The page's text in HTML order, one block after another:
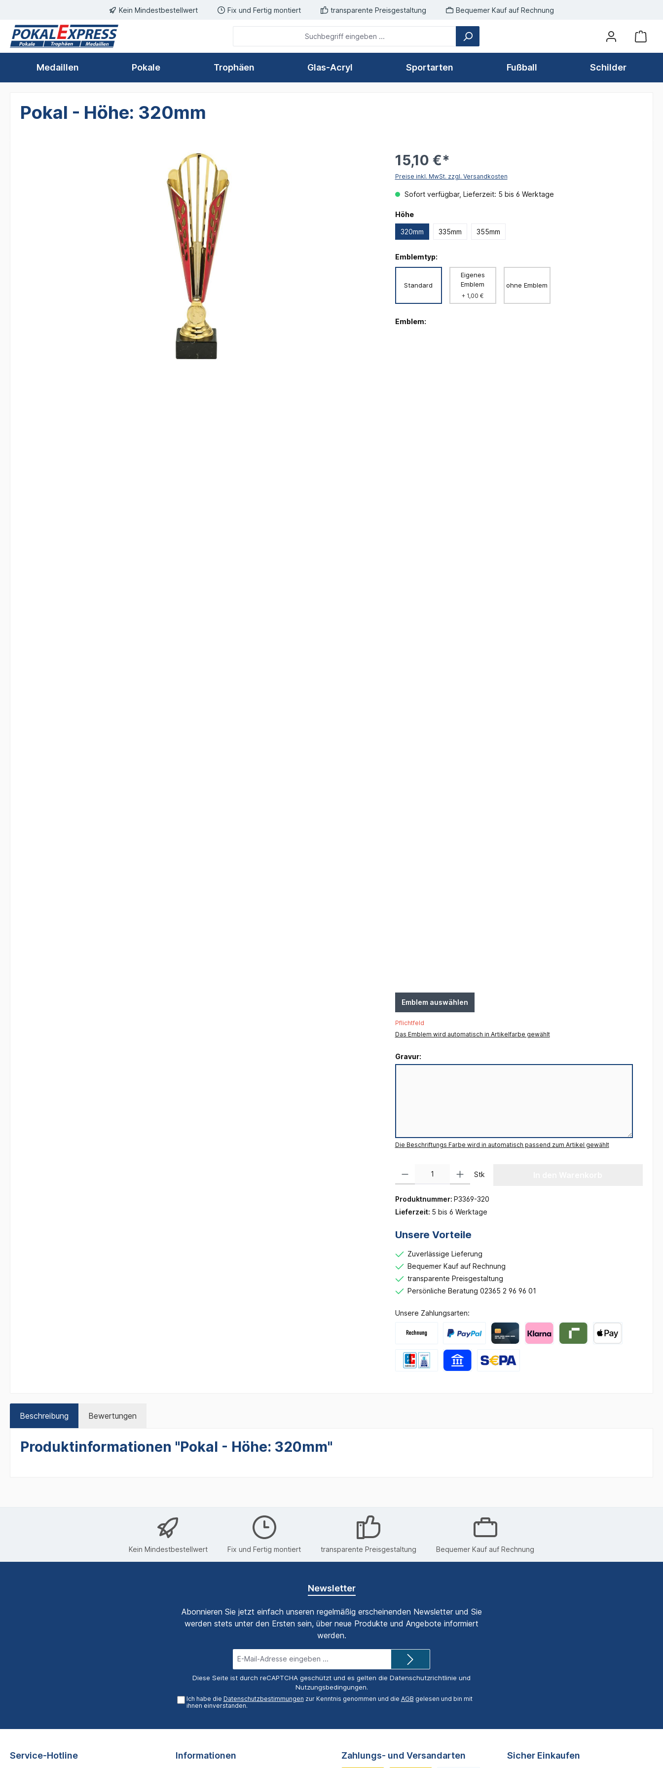
Zur Hauptnavigation springenKein Mindestbestellwert Fix und Fertig montiert transparente Preisgestaltung Bequemer Kauf auf Rechnung
Medaillen Pokale Trophäen Glas-Acryl Sportarten Fußball Schilder
Pokal - Höhe: 320mm
15,10 €*
Preise inkl. MwSt. zzgl. Versandkosten
Sofort verfügbar, Lieferzeit: 5 bis 6 Werktage
Höheauswählen
320mm 335mm 355mm
Emblemtyp:
Standard
Eigenes
Emblem
+ 1,00 €
ohne Emblem
Emblem:
Emblem auswählen
Pflichtfeld
Das Emblem wird automatisch in Artikelfarbe gewählt
Gravur:
Die Beschriftungs Farbe wird in automatisch passend zum Artikel gewählt
Stk
Produktnummer: P3369-320
Lieferzeit: 5 bis 6 Werktage
Unsere Vorteile
Zuverlässige Lieferung
Bequemer Kauf auf Rechnung
transparente Preisgestaltung
Persönliche Beratung 02365 2 96 96 01
Unsere Zahlungsarten:
Beschreibung Bewertungen
Produktinformationen "Pokal - Höhe: 320mm"
Kein Mindestbestellwert Fix und Fertig montiert transparente Preisgestaltung Bequemer Kauf auf Rechnung
Newsletter
Abonnieren Sie jetzt einfach unseren regelmäßig erscheinenden Newsletter und Sie
werden stets unter den Ersten sein, über neue Produkte und Angebote informiert
werden.
Mail-
Adresse*
Diese Seite ist durch reCAPTCHA geschützt und es gelten die Datenschutzrichtlinie und
Nutzungsbedingungen.
Ich habe die Datenschutzbestimmungen zur Kenntnis genommen und die AGB gelesen und bin mit
ihnen einverstanden.
Service-Hotline Informationen Zahlungs- und Versandarten Sicher Einkaufen